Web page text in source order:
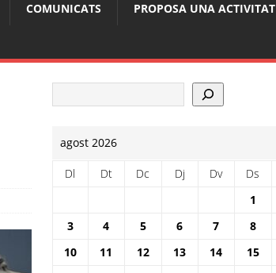
COMUNICATS PROPOSA UNA ACTIVITAT
agost 2026
Dl Dt Dc Dj Dv Ds
1
3
4 5 6 7 8
10
11 12 13 14 15